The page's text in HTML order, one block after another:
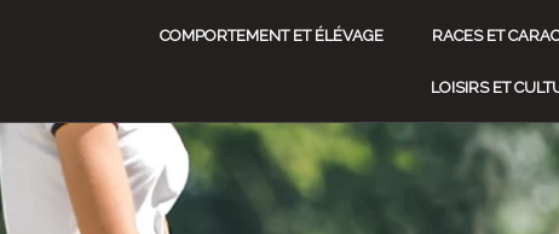
RACES ET
COMPORTEMENT ET ÉLÉVAGE
LOISIRS ET